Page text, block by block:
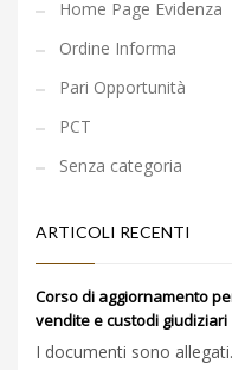
Home Page Evidenza
Ordine Informa
Pari Opportunità
PCT
Senza categoria
ARTICOLI RECENTI
Corso di aggiornamento
vendite e custodi giudiziari
I documenti sono